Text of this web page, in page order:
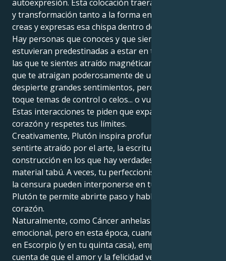
autoexpresión. Esta colocación traerá concentración
y transformación tanto a la forma en que amas,
creas y expresas esa chispa dentro de ti.
Hay personas que conoces y que sientes como si
estuvieran predestinadas a estar en tu vida, o hacia
las que te sientes atraído magnéticamente. Sí, puede
que te atraigan poderosamente de una manera que
despierte grandes sentimientos, pero que también
toque temas de control o celos... o vulnerabilidad.
Estas interacciones te piden que expandas tu
corazón y respetes tus límites.
Creativamente, Plutón inspira profundidad. Podrías
sentirte atraído por el arte, la escritura o incluso la
construcción en los que hay verdades ocultas y
material tabú. A veces, tu perfeccionismo o el miedo a
la censura pueden interponerse en tu camino, pero
Plutón te permite abrirte paso y hablar desde el
corazón.
Naturalmente, como Cáncer anhelas la seguridad
emocional, pero en esta época, cuando Plutón entra
en Escorpio (y en tu quinta casa), empiezas a darte
cuenta de que el amor y la felicidad verdaderos a